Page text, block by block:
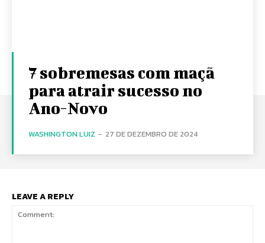
7 sobremesas com maçã
para atrair sucesso no
Ano-Novo
WASHINGTON LUIZ - 27 DE DEZEMBRO DE 2024
LEAVE A REPLY